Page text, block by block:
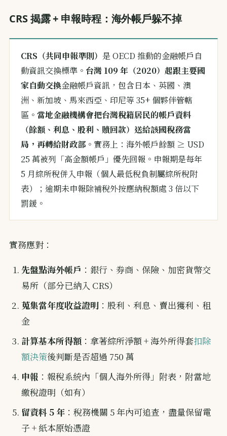
CRS 揭露 + 申報時程：海外帳戶躲不掉
CRS（共同申報準則） 是 OECD 推動的金融帳戶自
動資訊交換標準。 台灣 109 年（2020）起跟主要國
家自動交換金融帳戶資訊，包含日本、英國、澳
洲、新加坡、馬來西亞、印尼等 35+ 個夥伴管轄
區。 當地金融機構會把台灣稅籍居民的帳戶資料
（餘額、利息、股利、贖回款）送給該國稅務當
局，再轉給財政部 。實務上：海外帳戶餘額 ≥ USD
25 萬被列「高金額帳戶」優先回報。申報期是每年
5 月綜所稅併入申報（個人最低稅負制屬綜所稅附
表）；逾期未申報除補稅外按應納稅額處 3 倍以下
罰鍰。
實務應對：
先盤點海外帳戶 ：銀行、券商、保險、加密貨幣交
易所（部分已納入 CRS）
蒐集當年度收益證明 ：股利、利息、賣出獲利、租
金
計算基本所得額 ：拿著綜所淨額 + 海外所得套扣除
額決策後判斷是否超過 750 萬
申報 ：報稅系統內「個人海外所得」附表，附當地
繳稅證明（如有）
留資料 5 年 ：稅務機關 5 年內可追查，盡量保留電
子 + 紙本原始憑證